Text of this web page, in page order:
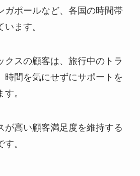
ガポールなど、各国の時間帯
ます。
クスの顧客は、旅行中のトラ
時間を気にせずにサポートを
。
が高い顧客満足度を維持する
。